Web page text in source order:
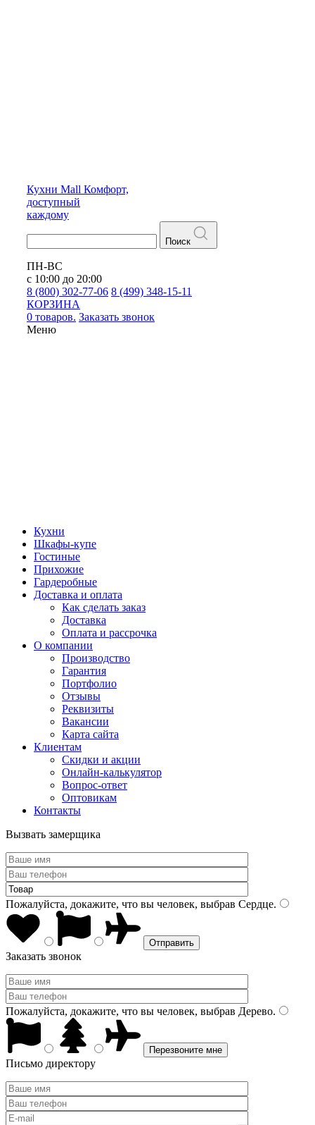
Кухни Mall Комфорт,
доступный
каждому
Поиск
ПН-ВС
с 10:00 до 20:00
8 (800) 302-77-06 8 (499) 348-15-11
КОРЗИНА
0 товаров. Заказать звонок
Меню
Кухни
Шкафы-купе
Гостиные
Прихожие
Гардеробные
Доставка и оплата
Как сделать заказ
Доставка
Оплата и рассрочка
О компании
Производство
Гарантия
Портфолио
Отзывы
Реквизиты
Вакансии
Карта сайта
Клиентам
Скидки и акции
Онлайн-калькулятор
Вопрос-ответ
Оптовикам
Контакты
Вызвать замерщика
Пожалуйста, докажите, что вы человек, выбрав Сердце.
Заказать звонок
Пожалуйста, докажите, что вы человек, выбрав Дерево.
Письмо директору